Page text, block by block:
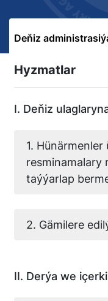
Deňiz
Hyzmatlar
I. Deňiz
1. Hünärmenler
resminamalary
taýýarlap
2. Gämilere
II. Derýa we